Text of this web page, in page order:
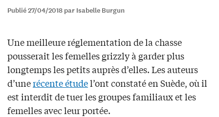
Publié 27/04/2018 par Isabelle Burgun
Une meilleure réglementation de la chasse
pousserait les femelles grizzly à garder plus
longtemps les petits auprès d’elles. Les auteurs
d’unerécente étudel’ont constaté en Suède, où il
est interdit de tuer les groupes familiaux et les
femelles avec leur portée.